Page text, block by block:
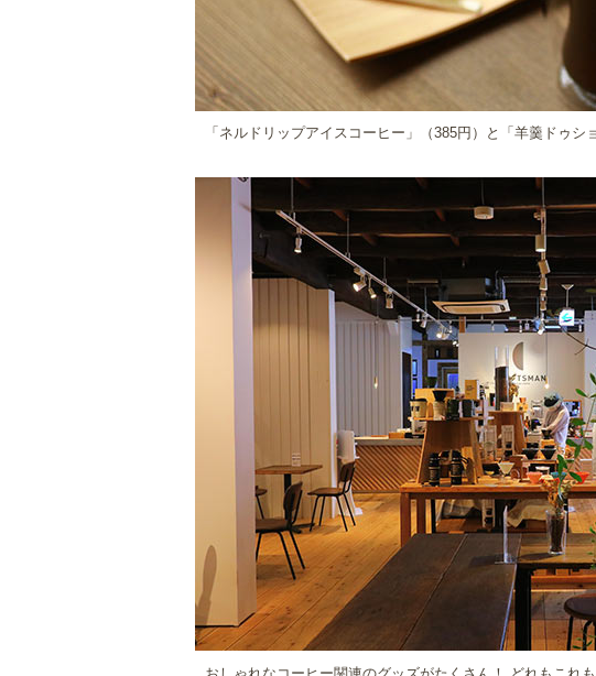
「ネルドリップアイスコーヒー」（385円）と「羊羹ドゥシ